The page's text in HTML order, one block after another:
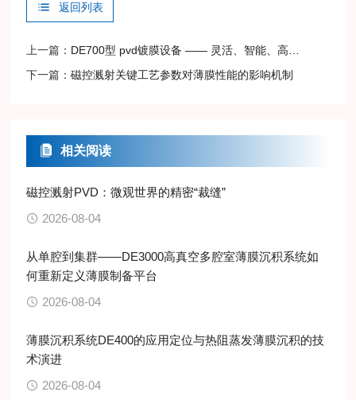
返回列表
上一篇： DE700型 pvd镀膜设备 —— 灵活、智能、高性价比的薄膜沉积平台
下一篇：磁控溅射关键工艺参数对薄膜性能的影响机制
相关阅读
磁控溅射PVD：微观世界的精密“裁缝”
2026-08-04
从单腔到集群——DE3000高真空多腔室薄膜沉积系统如
何重新定义薄膜制备平台
2026-08-04
薄膜沉积系统DE400的应用定位与热阻蒸发薄膜沉积的技
术演进
2026-08-04